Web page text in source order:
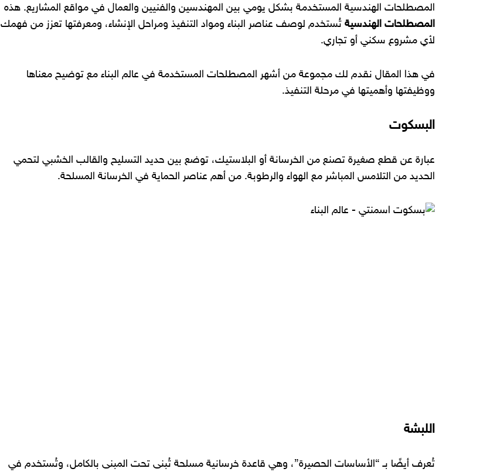
المصطلحات الهندسية المستخدمة بشكل يومي بين المهندسين والفنيين والعمال في مواقع المشاريع. هذه
المصطلحات الهندسية تُستخدم لوصف عناصر البناء ومواد التنفيذ ومراحل الإنشاء، ومعرفتها تعزز من فهمك
لأي مشروع سكني أو تجاري.
في هذا المقال نقدم لك مجموعة من أشهر المصطلحات المستخدمة في عالم البناء مع توضيح معناها
ووظيفتها وأهميتها في مرحلة التنفيذ.
البسكوت
عبارة عن قطع صغيرة تصنع من الخرسانة أو البلاستيك، توضع بين حديد التسليح والقالب الخشبي لتحمي
الحديد من التلامس المباشر مع الهواء والرطوبة. من أهم عناصر الحماية في الخرسانة المسلحة.
اللبشة
تُعرف أيضًا بـ “الأساسات الحصيرة”، وهي قاعدة خرسانية مسلحة تُبنى تحت المبنى بالكامل، وتُستخدم في